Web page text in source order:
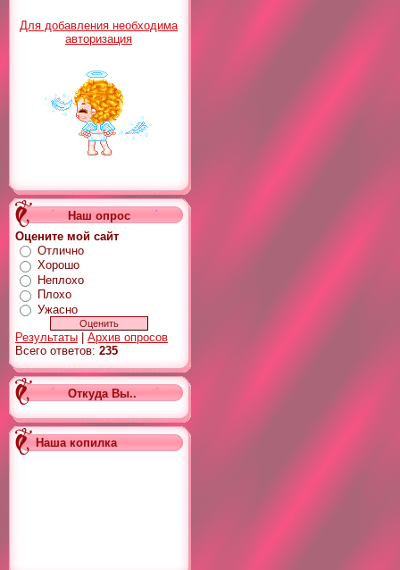
Для добавления необходима
авторизация
Наш опрос
Оцените мой сайт
Отлично
Хорошо
Неплохо
Плохо
Ужасно
Результаты
Архив опросов
Всего ответов: 235
Откуда Вы..
Наша копилка